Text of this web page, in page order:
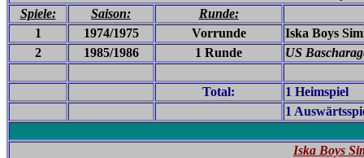
Spiele:
Saison:
Runde:
1
1974/1975 Vorrunde
Iska Boys
2
1985/1986 1 Runde US
Total:
1 Heimspiel
1
Iska Boys